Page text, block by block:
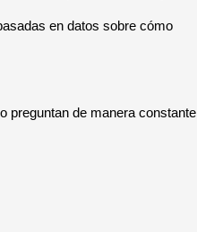
en datos sobre cómo
preguntan de manera constante